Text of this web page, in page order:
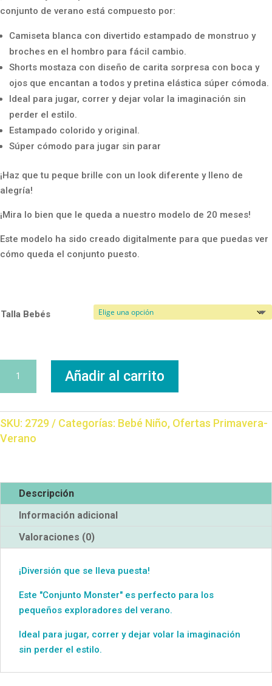
conjunto de verano está compuesto por:
Camiseta blanca con divertido estampado de monstruo y
broches en el hombro para fácil cambio.
Shorts mostaza con diseño de carita sorpresa con boca y
ojos que encantan a todos y pretina elástica súper cómoda.
Ideal para jugar, correr y dejar volar la imaginación sin
perder el estilo.
Estampado colorido y original.
Súper cómodo para jugar sin parar
¡Haz que tu peque brille con un look diferente y lleno de
alegría!
¡Mira lo bien que le queda a nuestro modelo de 20 meses!
Este modelo ha sido creado digitalmente para que puedas ver
cómo queda el conjunto puesto.
Talla Bebés
Monster
Añadir al carrito
SKU: 2729 Categorías: Bebé Niño, Ofertas Primavera-
Verano
Descripción
Información adicional
Valoraciones (0)
¡Diversión que se lleva puesta!
Este "Conjunto Monster" es perfecto para los
pequeños exploradores del verano.
Ideal para jugar, correr y dejar volar la imaginación
sin perder el estilo.